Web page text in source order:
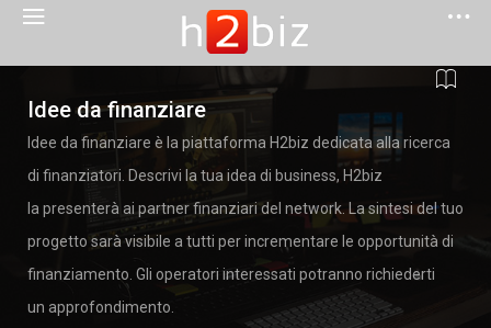
Idee da finanziare
Idee da finanziare è la piattaforma H2biz dedicata alla ricerca
di finanziatori. Descrivi la tua idea di business, H2biz
la presenterà ai partner finanziari del network. La sintesi del tuo
progetto sarà visibile a tutti per incrementare le opportunità di
finanziamento. Gli operatori interessati potranno richiederti
un approfondimento.